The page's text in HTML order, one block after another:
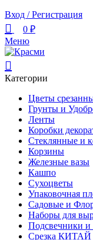
Вход / Регистрация
0 ₽
Меню
Категории
Цветы
Грунты и
Ленты
Коробки
Стеклянные и
Корзины
Железные вазы
Кашпо
Сухоцветы
Упаковочная
Садовые и
Наборы для
Подсвечники и
Срезка КИТАЙ